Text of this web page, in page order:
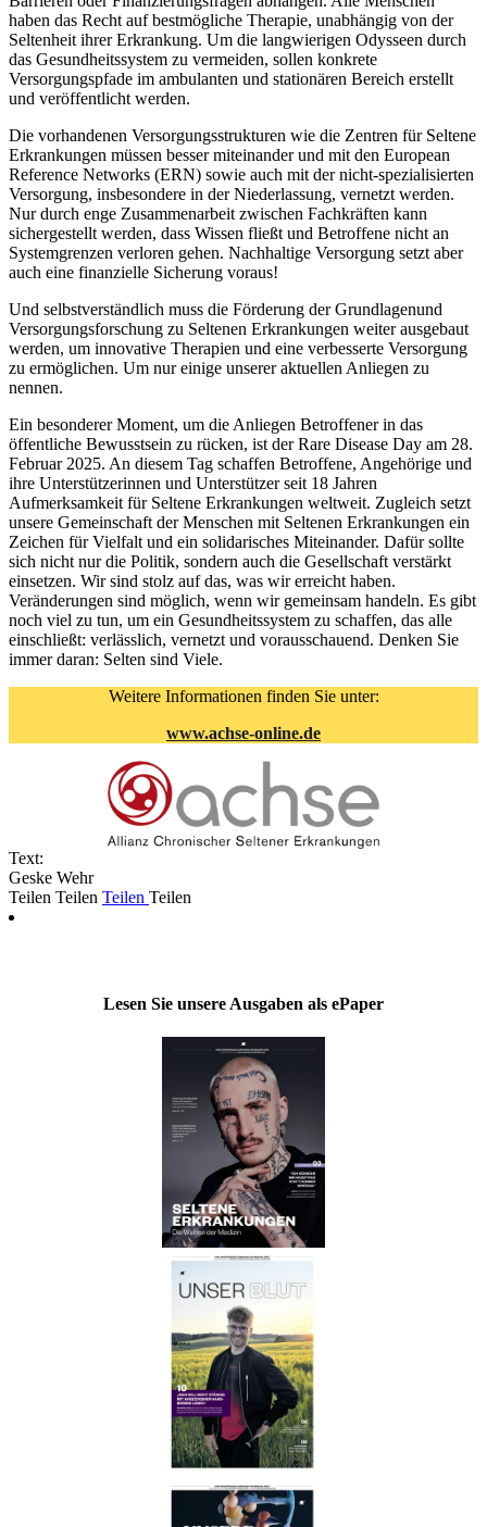
haben das Recht auf bestmögliche Therapie, unabhängig von der
Seltenheit ihrer Erkrankung. Um die langwierigen Odysseen durch
das Gesundheitssystem zu vermeiden, sollen konkrete
Versorgungspfade im ambulanten und stationären Bereich erstellt
und veröffentlicht werden.
Die vorhandenen Versorgungsstrukturen wie die Zentren für Seltene
Erkrankungen müssen besser miteinander und mit den European
Reference Networks (ERN) sowie auch mit der nicht-spezialisierten
Versorgung, insbesondere in der Niederlassung, vernetzt werden.
Nur durch enge Zusammenarbeit zwischen Fachkräften kann
sichergestellt werden, dass Wissen fließt und Betroffene nicht an
Systemgrenzen verloren gehen. Nachhaltige Versorgung setzt aber
auch eine finanzielle Sicherung voraus!
Und selbstverständlich muss die Förderung der Grundlagenund
Versorgungsforschung zu Seltenen Erkrankungen weiter ausgebaut
werden, um innovative Therapien und eine verbesserte Versorgung
zu ermöglichen. Um nur einige unserer aktuellen Anliegen zu
nennen.
Ein besonderer Moment, um die Anliegen Betroffener in das
öffentliche Bewusstsein zu rücken, ist der Rare Disease Day am 28.
Februar 2025. An diesem Tag schaffen Betroffene, Angehörige und
ihre Unterstützerinnen und Unterstützer seit 18 Jahren
Aufmerksamkeit für Seltene Erkrankungen weltweit. Zugleich setzt
unsere Gemeinschaft der Menschen mit Seltenen Erkrankungen ein
Zeichen für Vielfalt und ein solidarisches Miteinander. Dafür sollte
sich nicht nur die Politik, sondern auch die Gesellschaft verstärkt
einsetzen. Wir sind stolz auf das, was wir erreicht haben.
Veränderungen sind möglich, wenn wir gemeinsam handeln. Es gibt
noch viel zu tun, um ein Gesundheitssystem zu schaffen, das alle
einschließt: verlässlich, vernetzt und vorausschauend. Denken Sie
immer daran: Selten sind Viele.
Weitere Informationen finden Sie unter:
www.achse-online.de
Text:
Geske Wehr
Teilen Teilen Teilen Teilen
Lesen Sie unsere Ausgaben als ePaper